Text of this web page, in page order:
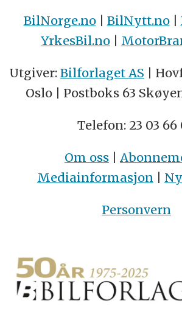
BilNorge.no| BilNytt.no|
YrkesBil.no |
Utgiver: Bilforlaget AS |
Oslo | Postboks 63
Telefon: 23 03 66
Om oss |
Mediainformasjon |
Personvern